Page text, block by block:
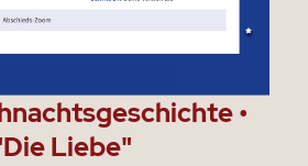
•
Liebe"